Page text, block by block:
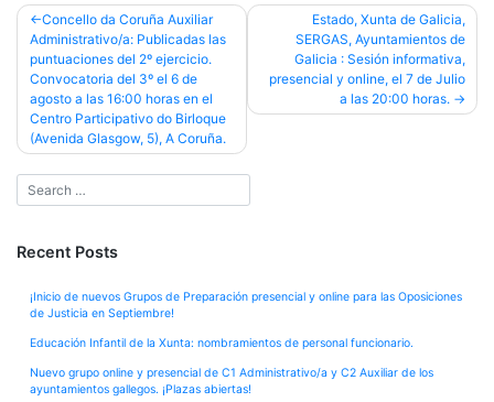
Post
navigation
Concello da Coruña Auxiliar
Administrativo/a: Publicadas las
puntuaciones del 2º ejercicio.
Convocatoria del 3º el 6 de
agosto a las 16:00 horas en el
Centro Participativo do Birloque
(Avenida Glasgow, 5), A Coruña.
Estado, Xunta de Galicia,
SERGAS, Ayuntamientos de
Galicia : Sesión informativa,
presencial y online, el 7 de Julio
a las 20:00 horas.
Recent Posts
¡Inicio de nuevos Grupos de Preparación presencial y online para las Oposiciones
de Justicia en Septiembre!
Educación Infantil de la Xunta: nombramientos de personal funcionario.
Nuevo grupo online y presencial de C1 Administrativo/a y C2 Auxiliar de los
ayuntamientos gallegos. ¡Plazas abiertas!